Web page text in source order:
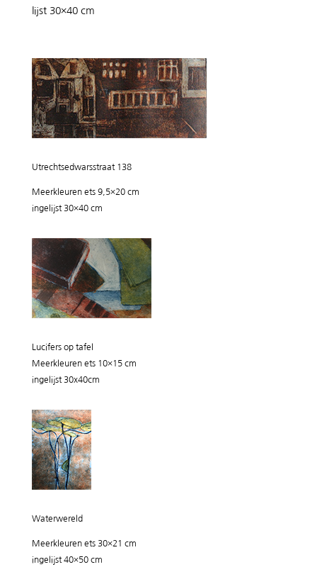
lijst 30×40 cm
Utrechtsedwarsstraat 138
Meerkleuren ets 9,5×20 cm
ingelijst 30×40 cm
Lucifers op tafel
Meerkleuren ets 10×15 cm
ingelijst 30x40cm
Waterwereld
Meerkleuren ets 30×21 cm
ingelijst 40×50 cm